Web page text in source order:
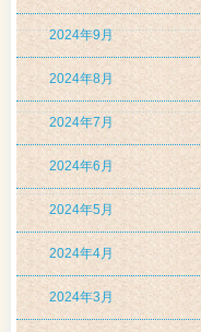
2024年9月
2024年8月
2024年7月
2024年6月
2024年5月
2024年4月
2024年3月